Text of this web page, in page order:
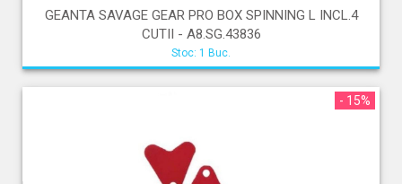
GEANTA SAVAGE GEAR PRO BOX SPINNING L INCL.4
CUTII - A8.SG.43836
Stoc: 1 Buc.
- 15%